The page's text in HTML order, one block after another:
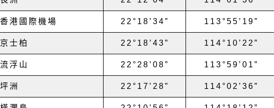
香港國際機場 22°18’34” 113°55’19”
京士柏 22°18’43” 114°10’22”
流浮山 22°28’08” 113°59’01”
坪洲 22°17’28” 114°02’36”